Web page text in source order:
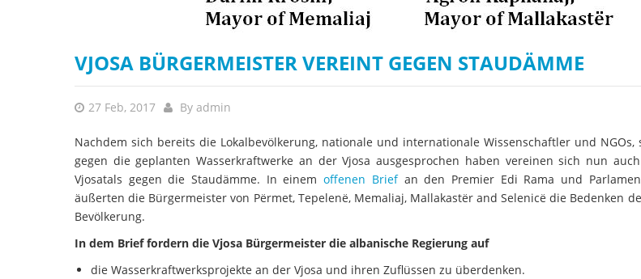
VJOSA BÜRGERMEISTER VEREINT GEGEN STAUDÄMME
27 Feb, 2017 By admin
Nachdem sich bereits die Lokalbevölkerung, nationale und internationale Wissenschaftler und NGOs,
gegen die geplanten Wasserkraftwerke an der Vjosa ausgesprochen haben vereinen sich nun
Vjosatals gegen die Staudämme. In einemoffenen Briefan den Premier Edi Rama und
äußerten die Bürgermeister von Përmet, Tepelenë, Memaliaj, Mallakastër and Selenicë die Bedenken
Bevölkerung.
In dem Brief fordern die Vjosa Bürgermeister die albanische Regierung auf
die Wasserkraftwerksprojekte an der Vjosa und ihren Zuflüssen zu überdenken.